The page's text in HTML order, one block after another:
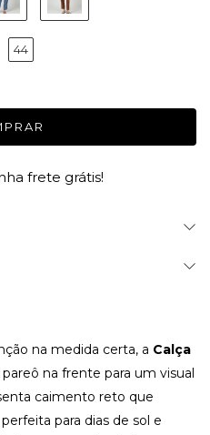
44
frete grátis!
na medida certa, a Calça
na frente para um visual
caimento reto que
para dias de sol e